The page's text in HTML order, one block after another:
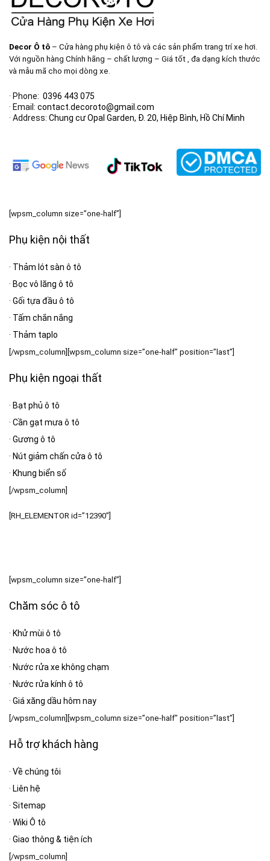
Decor Ô tô – Cửa hàng phụ kiện ô tô và các sản phẩm trang trí xe hơi.
Với nguồn hàng Chính hãng – chất lượng – Giá tốt , đa dạng kích thước
và mẫu mã cho mọi dòng xe.
· Phone: 0396 443 075
· Email: contact.decoroto@gmail.com
· Address: Chung cư Opal Garden, Đ. 20, Hiệp Bình, Hồ Chí Minh
[wpsm_column size=”one-half”]
Phụ kiện nội thất
· Thảm lót sàn ô tô
· Bọc vô lăng ô tô
· Gối tựa đầu ô tô
· Tấm chắn nắng
· Thảm taplo
[/wpsm_column][wpsm_column size=”one-half” position=”last”]
Phụ kiện ngoại thất
· Bạt phủ ô tô
· Cần gạt mưa ô tô
· Gương ô tô
· Nút giảm chấn cửa ô tô
· Khung biển số
[/wpsm_column]
[RH_ELEMENTOR id=”12390″]
[wpsm_column size=”one-half”]
Chăm sóc ô tô
· Khử mùi ô tô
· Nước hoa ô tô
· Nước rửa xe không chạm
· Nước rửa kính ô tô
· Giá xăng dầu hôm nay
[/wpsm_column][wpsm_column size=”one-half” position=”last”]
Hỗ trợ khách hàng
· Về chúng tôi
· Liên hệ
· Sitemap
· Wiki Ô tô
· Giao thông & tiện ích
[/wpsm_column]